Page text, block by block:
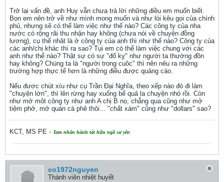
Trở lại vấn đề, anh Huy vẫn chưa trả lời những điều em muốn biết.
Bọn em nên trở về như mình mong muốn và như lòi kêu gọi của chính
phủ, nhưng sẽ có thể làm việc như thế nào? Các công ty của nha
nước có rộng rãi thu nhận hay không (chưa nói về chuyện đồng
lương), cụ thể nhât là ở công ty của anh thì như thế nào? Công ty của
các anh/chị khác thì ra sao? Tụi em có thể làm việc chung với các
anh như thế nào? Thật sự có sự "đố kỵ" như người ta thường đồn
hay không? Chúng ta là "người trong cuôc" thì nên nêu ra những
trường hợp thực tế hơn là những điều được quảng cáo.
Nếu đươc chút xíu như cụ Trần Đại Nghĩa, theo xếp nào đó đi làm
"chuyện lớn", thì lên rừng hay xuống bể quả la chuyện nhỏ rồi. Còn
như mở môt công ty như anh A chị B nọ, chẳng qua cũng như mở
tiệm phở, mở quán cà phê thôi... "chất xám" cũng như "dollars" sao?
KCT, MS PE - Tam nhân hành tất hữu ngã sư yên
co1972nguyen
Thành viên nhiệt huyết